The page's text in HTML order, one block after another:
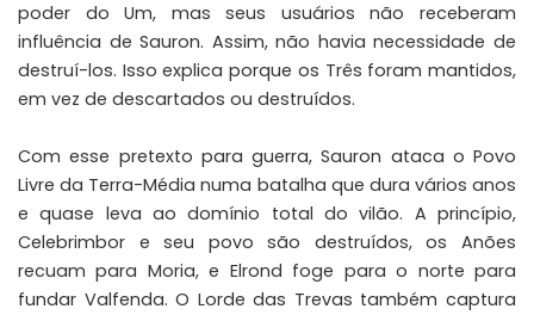
poder do Um, mas seus usuários não receberam
influência de Sauron. Assim, não havia necessidade de
destruí-los. Isso explica porque os Três foram mantidos,
em vez de descartados ou destruídos.
Com esse pretexto para guerra, Sauron ataca o Povo
Livre da Terra-Média numa batalha que dura vários anos
e quase leva ao domínio total do vilão. A princípio,
Celebrimbor e seu povo são destruídos, os Anões
recuam para Moria, e Elrond foge para o norte para
fundar Valfenda. O Lorde das Trevas também captura